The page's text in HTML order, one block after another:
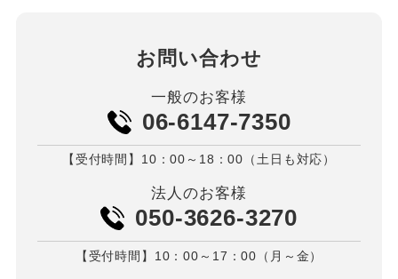
お問い合わせ
一般のお客様
06-6147-7350
【受付時間】10：00～18：00（土日も対応）
法人のお客様
050-3626-3270
【受付時間】10：00～17：00（月～金）